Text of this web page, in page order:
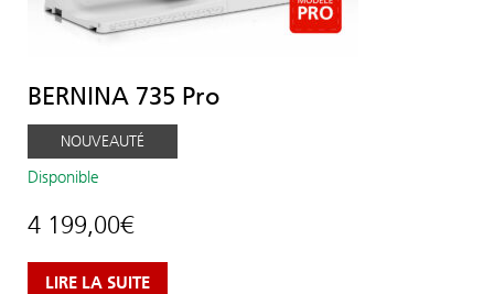
BERNINA 735 Pro
NOUVEAUTÉ
Disponible
4 199,00€
LIRE LA SUITE